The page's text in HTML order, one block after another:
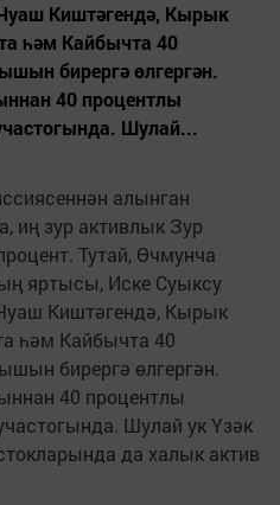
Киштәгендә, Кырык
һәм Кайбычта 40
бирергә өлгергән.
40 процентлы
Шулай...
алынган
иң зур активлык Зур
Тутай, Өчмунча
яртысы, Иске Суыксу
Киштәгендә, Кырык
һәм Кайбычта 40
бирергә өлгергән.
40 процентлы
Шулай ук Үзәк
да халык актив